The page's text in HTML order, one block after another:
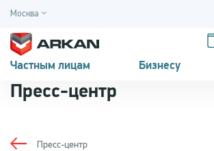
Москва
Частным лицам Бизнесу
Пресс-центр
Пресс-центр